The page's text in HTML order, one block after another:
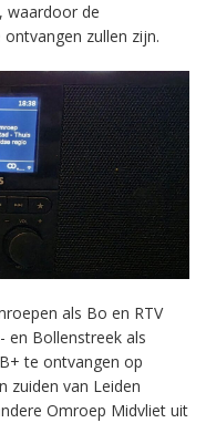
waardoor de
zullen zijn.
als Bo en RTV
en Bollenstreek als
te ontvangen op
zuiden van Leiden
Omroep Midvliet uit